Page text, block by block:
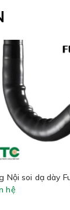
Nội soi dạ dày
hệ